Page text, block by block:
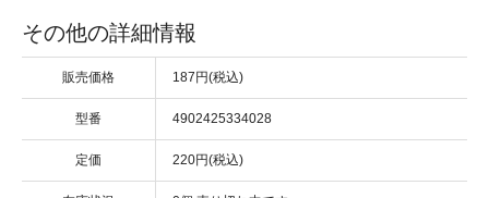
その他の詳細情報
販売価格 187円(税込)
型番 4902425334028
定価 220円(税込)